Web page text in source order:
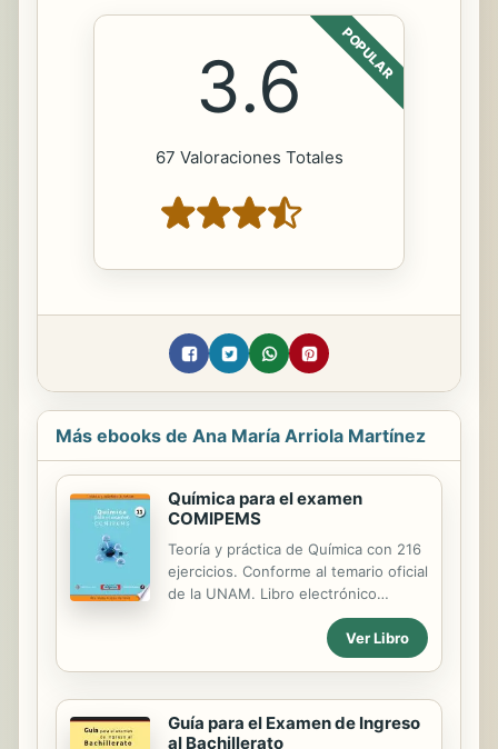
POPULAR
3.6
67 Valoraciones Totales
Más ebooks de Ana María Arriola Martínez
Química para el examen
COMIPEMS
Teoría y práctica de Química con 216
ejercicios. Conforme al temario oficial
de la UNAM. Libro electrónico
audible y escalable al celular.
Ver Libro
Guía para el Examen de Ingreso
al Bachillerato